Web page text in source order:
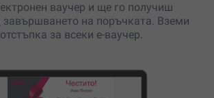
ваучер и ще го получиш
завършването на поръчката. Вземи
за всеки е-ваучер.